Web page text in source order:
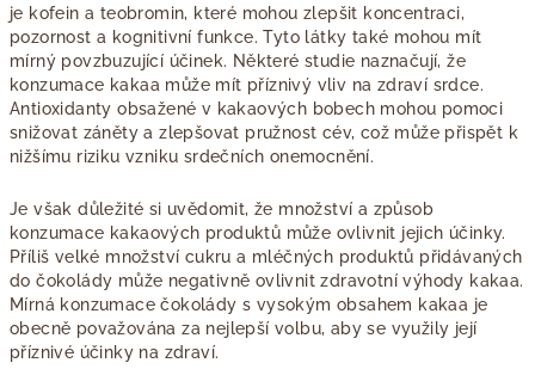
je kofein a teobromin, které mohou zlepšit koncentraci,
pozornost a kognitivní funkce. Tyto látky také mohou mít
mírný povzbuzující účinek. Některé studie naznačují, že
konzumace kakaa může mít příznivý vliv na zdraví srdce.
Antioxidanty obsažené v kakaových bobech mohou pomoci
snižovat záněty a zlepšovat pružnost cév, což může přispět k
nižšímu riziku vzniku srdečních onemocnění.
Je však důležité si uvědomit, že množství a způsob
konzumace kakaových produktů může ovlivnit jejich účinky.
Příliš velké množství cukru a mléčných produktů přidávaných
do čokolády může negativně ovlivnit zdravotní výhody kakaa.
Mírná konzumace čokolády s vysokým obsahem kakaa je
obecně považována za nejlepší volbu, aby se využily její
příznivé účinky na zdraví.